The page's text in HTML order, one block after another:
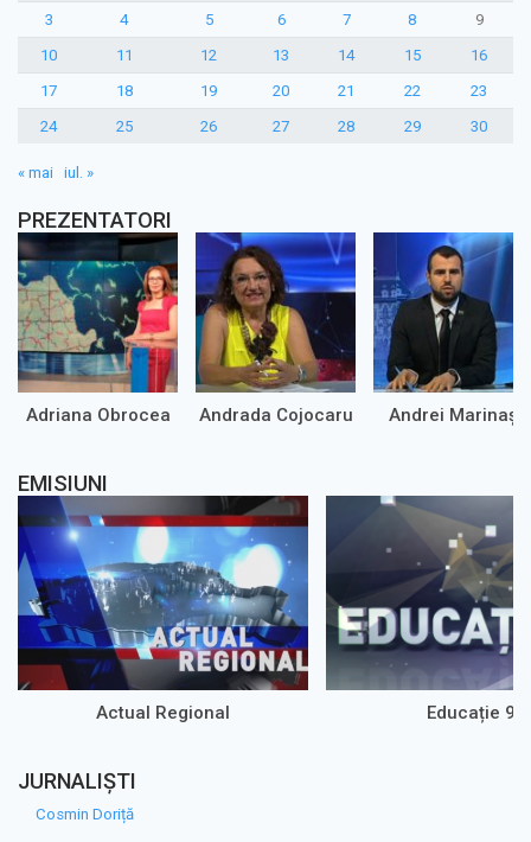
3
4 5 6 7 8
9
10
11 12 13 14 15
16
17
18 19 20 21 22
23
24
25 26 27 28 29 30
« mai iul. »
PREZENTATORI
Adriana Obrocea Andrada Cojocaru Andrei Marinaș
EMISIUNI
Actual Regional Educație 9
JURNALIȘTI
Cosmin Doriță